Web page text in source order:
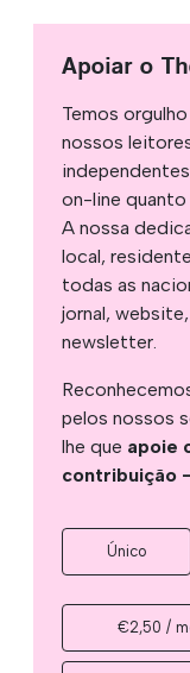
Apoiar o
Temos
nossos
on-line quanto
A nossa
local,
todas as
jornal,
newsletter.
pelos nossos
lhe que apoie
contribuição
Único
€2,50 /